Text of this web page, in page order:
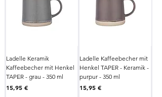
Ladelle Keramik
Kaffeebecher mit Henkel
TAPER - grau - 350 ml
Preis
15,95 €
Ladelle Kaffeebecher mit
Henkel TAPER - Keramik -
purpur - 350 ml
Preis
15,95 €